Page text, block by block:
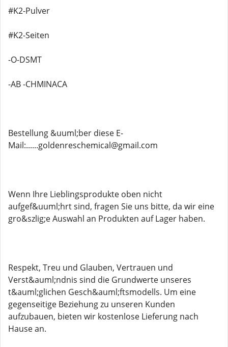
#K2-Pulver
#K2-Seiten
-O-DSMT
-AB -CHMINACA
Bestellung &uuml;ber diese E-
Mail:......goldenreschemical@gmail.com
Wenn Ihre Lieblingsprodukte oben nicht
aufgef&uuml;hrt sind, fragen Sie uns bitte, da wir eine
gro&szlig;e Auswahl an Produkten auf Lager haben.
Respekt, Treu und Glauben, Vertrauen und
Verst&auml;ndnis sind die Grundwerte unseres
t&auml;glichen Gesch&auml;ftsmodells. Um eine
gegenseitige Beziehung zu unseren Kunden
aufzubauen, bieten wir kostenlose Lieferung nach
Hause an.